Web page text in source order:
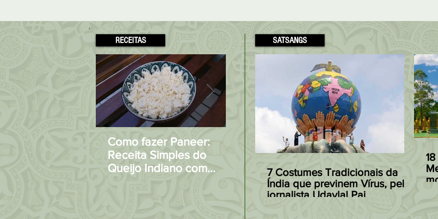
RECEITAS
Como fazer Paneer:
Receita Simples do
Queijo Indiano com
Modakas: o Doce
preferido de Ganesha à
base de Arroz, Coco e
Açúcar Mascavo
Receita
Patta Gobi,
Arroz com
à Indiana
SATSANGS
7 Costumes Tradicionais da
Índia que previnem Vírus, pelo
jornalista Udaylal Pai